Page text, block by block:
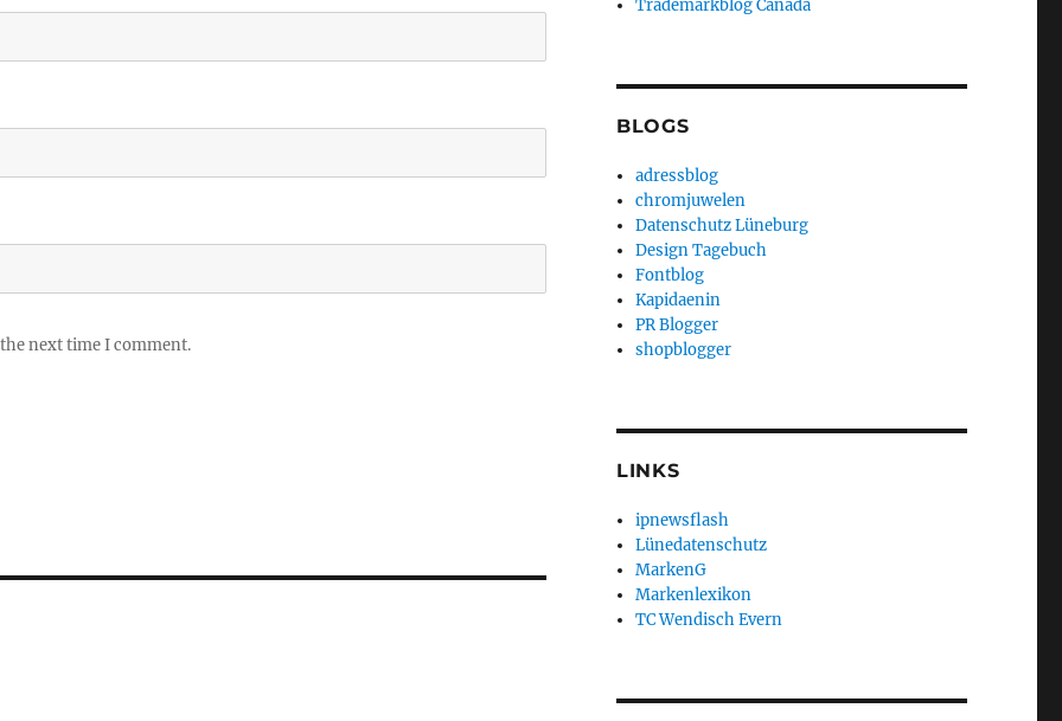
next time I comment.
Trademarkblog Canada
BLOGS
adressblog
chromjuwelen
Datenschutz Lüneburg
Design Tagebuch
Fontblog
Kapidaenin
PR Blogger
shopblogger
LINKS
ipnewsflash
Lünedatenschutz
MarkenG
Markenlexikon
TC Wendisch Evern